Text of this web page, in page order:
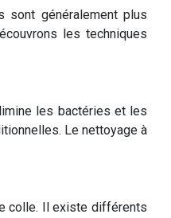
sont généralement plus
les techniques
les bactéries et les
Le nettoyage à
colle. Il existe différents